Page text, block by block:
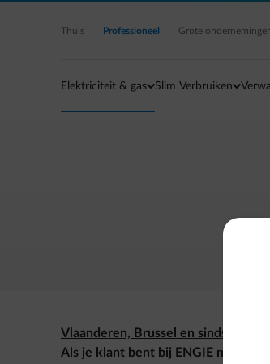
Ga naar de hoofdinhoud
Thuis Professioneel Grote
Elektriciteit & gas Slim Verbruiken
Vlaanderen, Brussel en sinds 1/1/
Als je klant bent bij ENGIE moet je